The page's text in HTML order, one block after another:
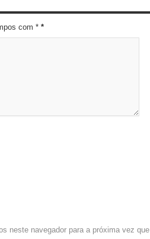
com * *
neste navegador para a próxima vez que